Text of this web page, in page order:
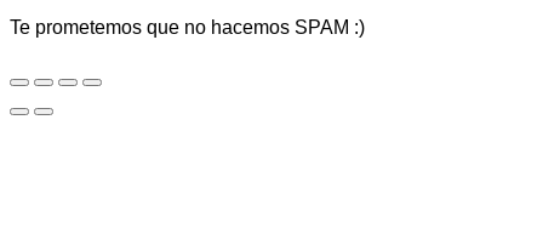
Te prometemos que no hacemos SPAM :)